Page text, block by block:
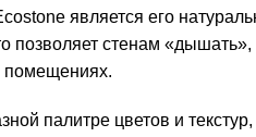
является его
позволяет стенам
помещениях.
палитре цветов и